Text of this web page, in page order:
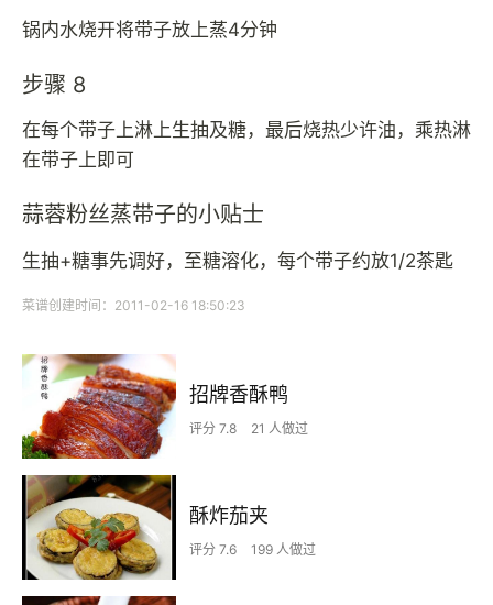
锅内水烧开将带子放上蒸4分钟
步骤 8
在每个带子上淋上生抽及糖，最后烧热少许油，乘热淋
在带子上即可
蒜蓉粉丝蒸带子的小贴士
生抽+糖事先调好，至糖溶化，每个带子约放1/2茶匙
菜谱创建时间：2011-02-16 18:50:23
招牌香酥鸭
评分 7.8 21 人做过
酥炸茄夹
评分 7.6 199 人做过